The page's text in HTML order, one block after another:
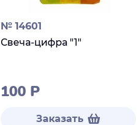
№ 14601
Свеча-цифра "1"
100 Р
Заказать